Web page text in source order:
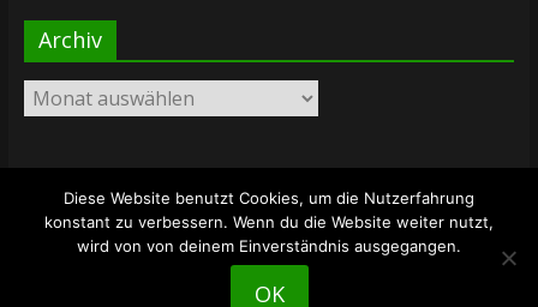
Archiv
Archiv
Copyright © 2026The Lost Dungeon. Alle Rechte vorbehalten.
Theme: ColorMag vonThemeGrill. Bereitgestellt von
WordPress
Diese Website benutzt Cookies, um die Nutzerfahrung
konstant zu verbessern. Wenn du die Website weiter nutzt,
wird von von deinem Einverständnis ausgegangen.
OK